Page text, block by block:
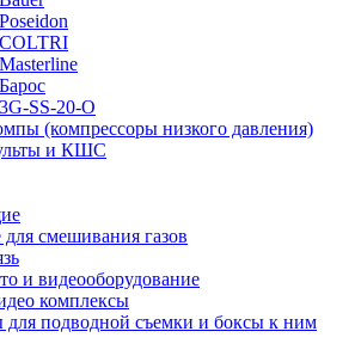
SS-20-O
(компрессоры низкого давления)
и КШС
смешивания газов
и видеооборудование
комплексы
для подводной съемки и боксы к ним